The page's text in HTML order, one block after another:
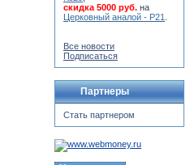
скидка 5000 руб. на
Церковный аналой - Р21
Все новости
Подписаться
Партнеры
Стать партнером